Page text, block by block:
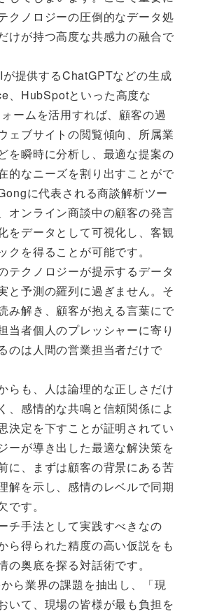
クノロジーの圧倒的なデータ処
けが持つ高度な共感力の融合で
提供するChatGPTなどの生成
、HubSpotといった高度な
ームを活用すれば、顧客の過
ェブサイトの閲覧傾向、所属業
を瞬時に分析し、最適な提案の
的なニーズを割り出すことがで
に代表される商談解析ツー
オンライン商談中の顧客の発言
をデータとして可視化し、客観
クを得ることが可能です。
テクノロジーが提示するデータ
と予測の羅列に過ぎません。そ
み解き、顧客が抱える言葉にで
当者個人のプレッシャーに寄り
のは人間の営業担当者だけで
らも、人は論理的な正しさだけ
、感情的な共鳴と信頼関係によ
決定を下すことが証明されてい
ーが導き出した最適な解決策を
に、まずは顧客の背景にある苦
解を示し、感情のレベルで同期
です。
チ手法として実践すべきなの
ら得られた精度の高い仮説をも
の奥底を探る対話術です。
ら業界の課題を抽出し、「現
いて、現場の皆様が最も負担を